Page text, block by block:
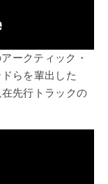
ークティック・
らを輩出した
先行トラックの